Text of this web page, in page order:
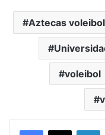
Aztecas voleibol
voleibol